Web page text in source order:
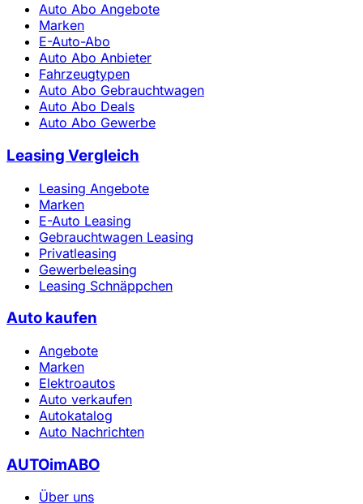
Auto Abo Angebote
Marken
E-Auto-Abo
Auto Abo Anbieter
Fahrzeugtypen
Auto Abo Gebrauchtwagen
Auto Abo Deals
Auto Abo Gewerbe
Leasing Vergleich
Leasing Angebote
Marken
E-Auto Leasing
Gebrauchtwagen Leasing
Privatleasing
Gewerbeleasing
Leasing Schnäppchen
Auto kaufen
Angebote
Marken
Elektroautos
Auto verkaufen
Autokatalog
Auto Nachrichten
AUTOimABO
Über uns